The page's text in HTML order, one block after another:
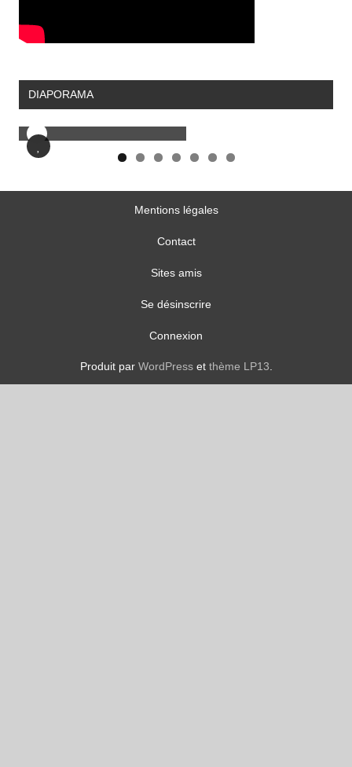
DIAPORAMA
Mentions légales
Contact
Sites amis
Se désinscrire
Connexion
Produit par WordPresset thème LP13